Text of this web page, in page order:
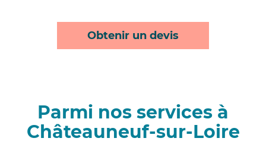
Obtenir un devis
Parmi nos services à
Châteauneuf-sur-Loire